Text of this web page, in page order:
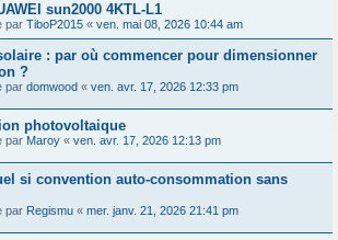
sun2000 4KTL-L1
par TiboP2015 « ven. mai 08, 2026 10:44 am
: par où commencer pour dimensionner
?
par domwood « ven. avr. 17, 2026 12:33 pm
photovoltaique
par Maroy « ven. avr. 17, 2026 12:13 pm
si convention auto-consommation sans
par Regismu « mer. janv. 21, 2026 21:41 pm